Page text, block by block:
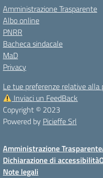
Amministrazione Trasparente
Albo online
PNRR
Bacheca sindacale
MaD
Privacy
Le tue preferenze relative alla
Inviaci un FeedBack
Copyright © 2023
Powered by Picieffe Srl
Amministrazione Trasparente
Dichiarazione di accessibilità
Note legali